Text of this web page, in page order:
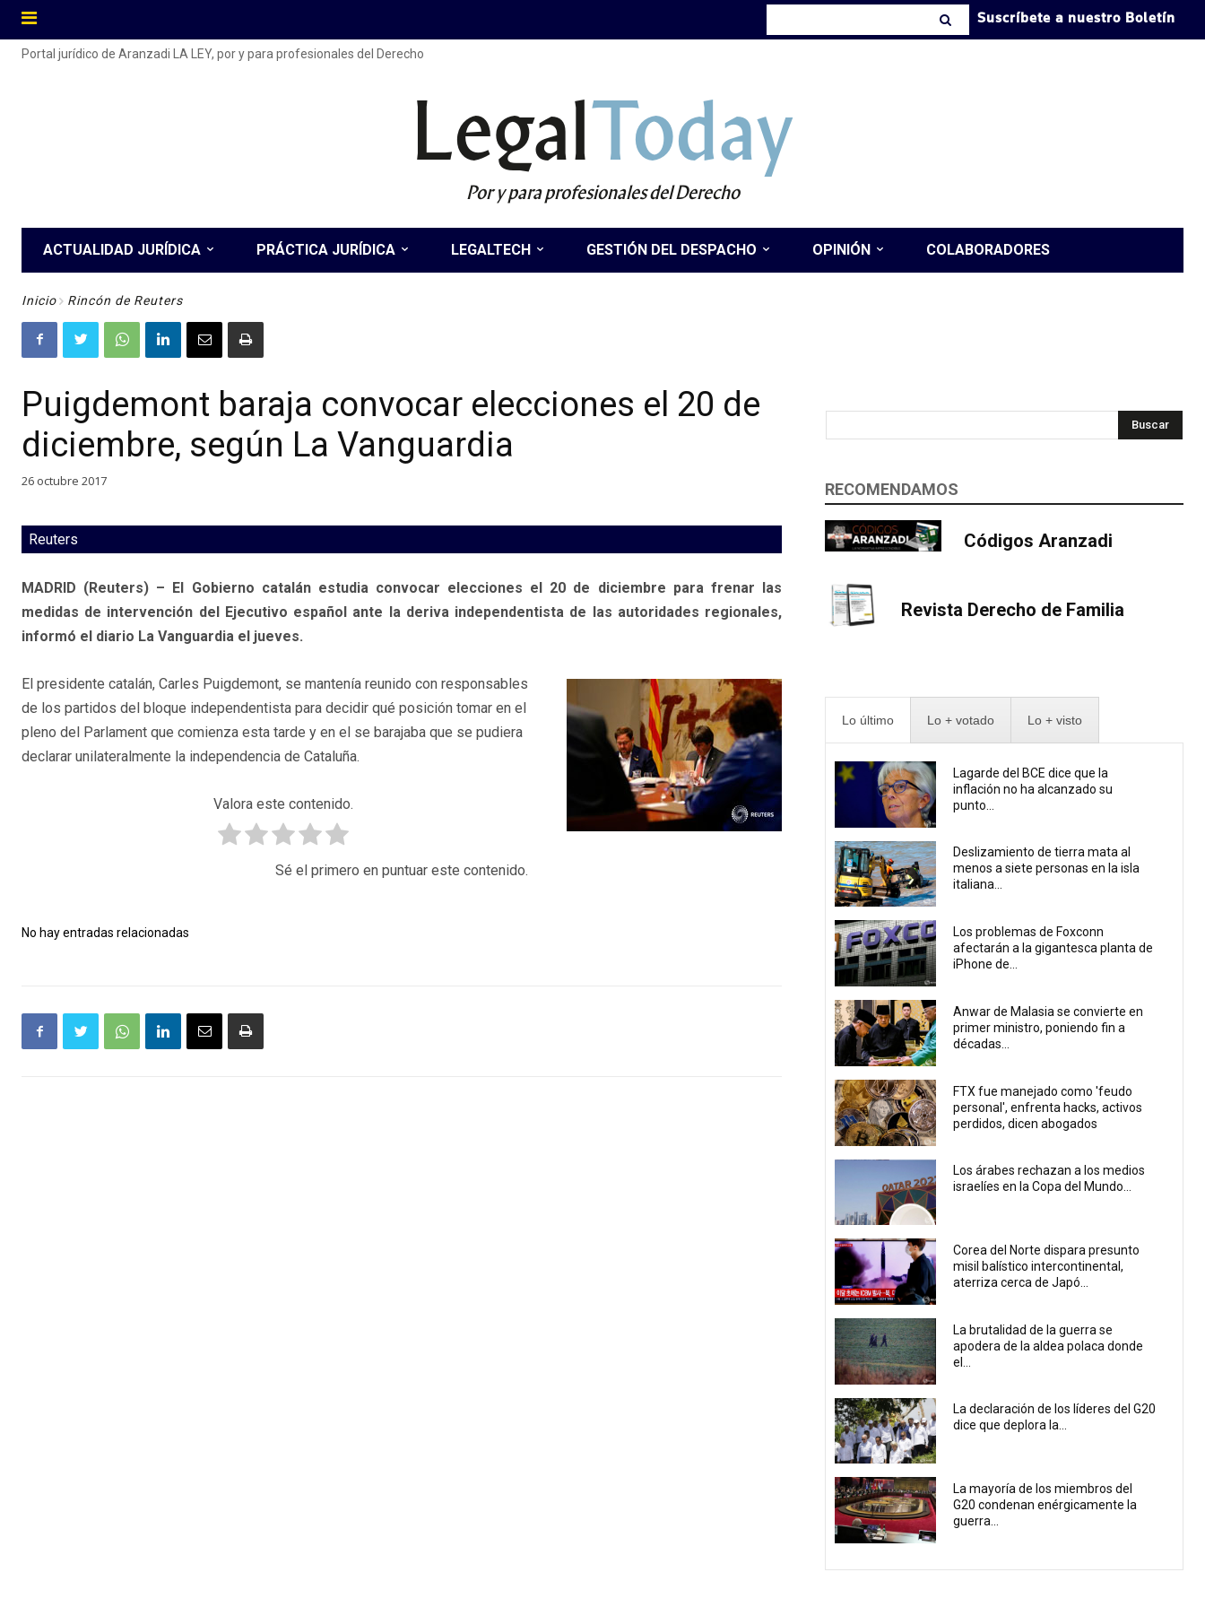
Suscríbete a nuestro Boletín
Portal jurídico de Aranzadi LA LEY, por y para profesionales del Derecho
LegalToday
Por y para profesionales del Derecho
ACTUALIDAD JURÍDICA PRÁCTICA JURÍDICA LEGALTECH GESTIÓN DEL DESPACHO OPINIÓN COLABORADORES
Inicio Rincón de Reuters
Puigdemont baraja convocar elecciones el 20 de
diciembre, según La Vanguardia
26 octubre 2017
Reuters
MADRID (Reuters) – El Gobierno catalán estudia convocar elecciones el 20 de diciembre para frenar las
medidas de intervención del Ejecutivo español ante la deriva independentista de las autoridades regionales,
informó el diario La Vanguardia el jueves.
El presidente catalán, Carles Puigdemont, se mantenía reunido con responsables
de los partidos del bloque independentista para decidir qué posición tomar en el
pleno del Parlament que comienza esta tarde y en el se barajaba que se pudiera
declarar unilateralmente la independencia de Cataluña.
Valora este contenido.
Sé el primero en puntuar este contenido.
No hay entradas relacionadas
Buscar
RECOMENDAMOS
Códigos Aranzadi
Revista Derecho de Familia
Lo último Lo + votado Lo + visto
Lagarde del BCE dice que la
inflación no ha alcanzado su
punto...
Deslizamiento de tierra mata al
menos a siete personas en la isla
italiana...
Los problemas de Foxconn
afectarán a la gigantesca planta de
iPhone de...
Anwar de Malasia se convierte en
primer ministro, poniendo fin a
décadas...
FTX fue manejado como 'feudo
personal', enfrenta hacks, activos
perdidos, dicen abogados
Los árabes rechazan a los medios
israelíes en la Copa del Mundo...
Corea del Norte dispara presunto
misil balístico intercontinental,
aterriza cerca de Japó...
La brutalidad de la guerra se
apodera de la aldea polaca donde
el...
La declaración de los líderes del G20
dice que deplora la...
La mayoría de los miembros del
G20 condenan enérgicamente la
guerra...